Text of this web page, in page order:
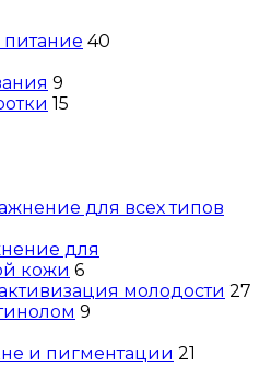
40
9
15
для всех типов
для
кожи 6
молодости 27
9
и пигментации 21